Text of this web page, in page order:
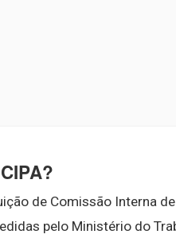
de Comissão Interna
pelo Ministério do